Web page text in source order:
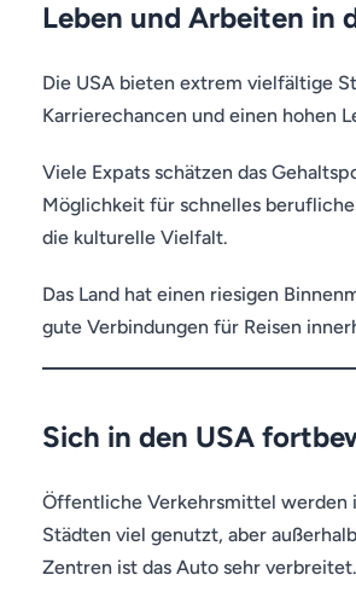
Leben und Arbeiten in
Die USA bieten extrem vielfältige
Karrierechancen und einen hohen
Viele Expats schätzen das
Möglichkeit für schnelles
die kulturelle Vielfalt.
Das Land hat einen riesigen
gute Verbindungen für Reisen
Sich in den USA
Öffentliche Verkehrsmittel werden
Städten viel genutzt, aber
Zentren ist das Auto sehr verbreitet.